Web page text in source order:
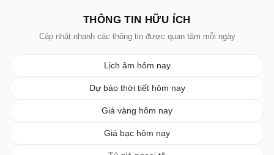
THÔNG TIN HỮU ÍCH
Cập nhật nhanh các thông tin được quan tâm mỗi ngày
Lịch âm hôm nay
Dự báo thời tiết hôm nay
Giá vàng hôm nay
Giá bạc hôm nay